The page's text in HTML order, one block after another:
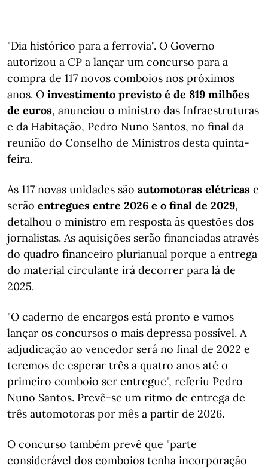
"Dia histórico para a ferrovia". O Governo
autorizou a CP a lançar um concurso para a
compra de 117 novos comboios nos próximos
anos. O investimento previsto é de 819 milhões
de euros, anunciou o ministro das Infraestruturas
e da Habitação, Pedro Nuno Santos, no final da
reunião do Conselho de Ministros desta quinta-
feira.
As 117 novas unidades são automotoras elétricas e
serão entregues entre 2026 e o final de 2029,
detalhou o ministro em resposta às questões dos
jornalistas. As aquisições serão financiadas através
do quadro financeiro plurianual porque a entrega
do material circulante irá decorrer para lá de
2025.
"O caderno de encargos está pronto e vamos
lançar os concursos o mais depressa possível. A
adjudicação ao vencedor será no final de 2022 e
teremos de esperar três a quatro anos até o
primeiro comboio ser entregue", referiu Pedro
Nuno Santos. Prevê-se um ritmo de entrega de
três automotoras por mês a partir de 2026.
O concurso também prevê que "parte
considerável dos comboios tenha incorporação